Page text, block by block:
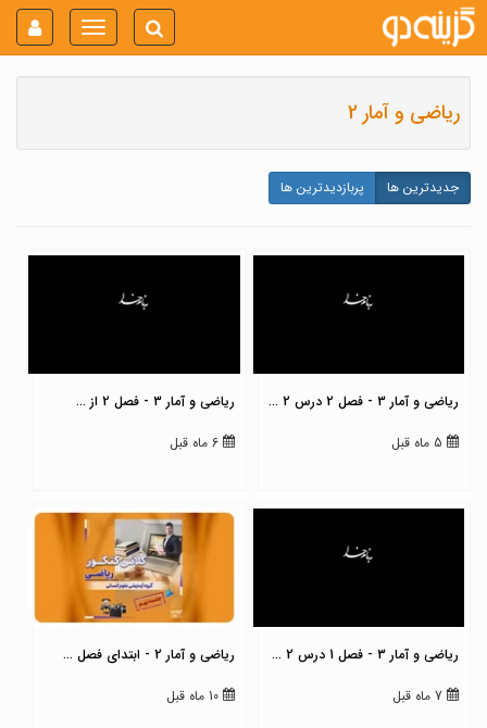
Toggle
navigation
ریاضی و آمار 2
جدیدترین ها پربازدیدترین ها
ریاضی و آمار 3 - فصل 2 درس 2 ...
5 ماه قبل
ریاضی و آمار 3 - فصل 2 از ...
6 ماه قبل
ریاضی و آمار 3 - فصل 1 درس 2 ...
7 ماه قبل
ریاضی و آمار 2 - ابتدای فصل ...
10 ماه قبل